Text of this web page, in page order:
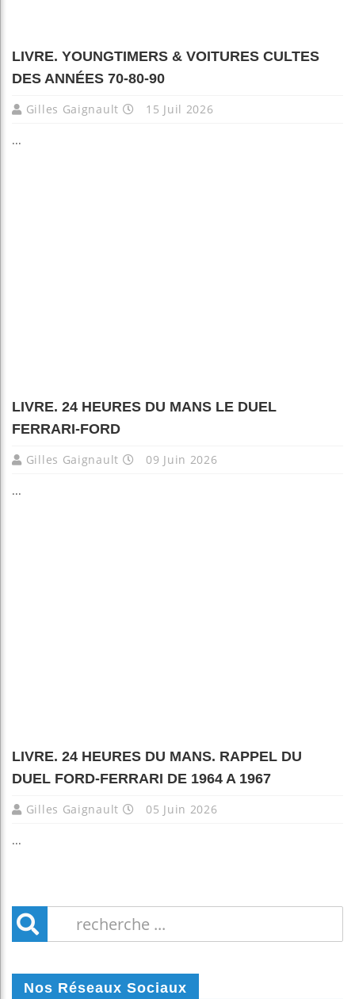
LIVRE. YOUNGTIMERS & VOITURES CULTES
DES ANNÉES 70-80-90
Gilles Gaignault 15 Juil 2026
...
LIVRE. 24 HEURES DU MANS LE DUEL
FERRARI-FORD
Gilles Gaignault 09 Juin 2026
...
LIVRE. 24 HEURES DU MANS. RAPPEL DU
DUEL FORD-FERRARI DE 1964 A 1967
Gilles Gaignault 05 Juin 2026
...
Nos Réseaux Sociaux